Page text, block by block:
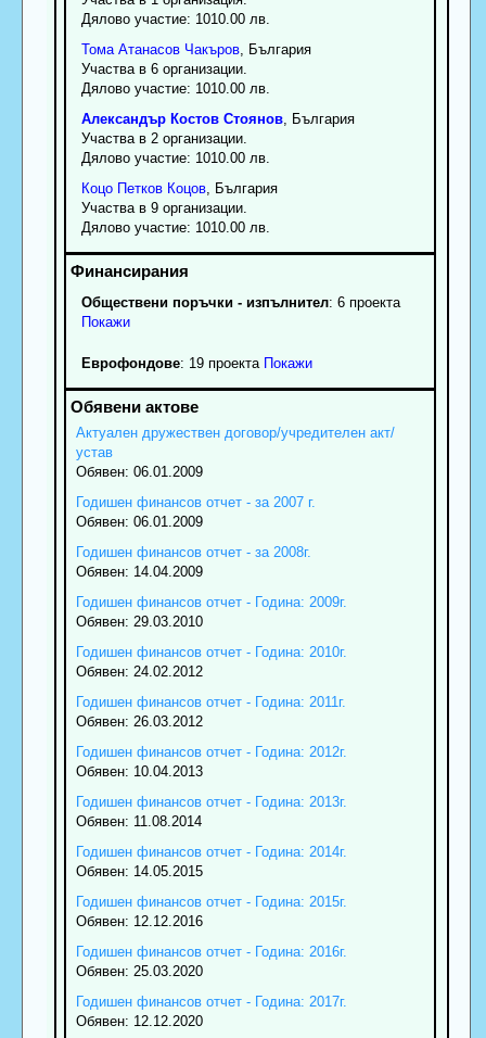
Дялово участие: 1010.00 лв.
Тома Атанасов Чакъров, България
Участва в 6 организации.
Дялово участие: 1010.00 лв.
Александър Костов Стоянов, България
Участва в 2 организации.
Дялово участие: 1010.00 лв.
Коцо Петков Коцов, България
Участва в 9 организации.
Дялово участие: 1010.00 лв.
Обществени поръчки - изпълнител: 6 проекта
Покажи
Еврофондове: 19 проекта Покажи
Актуален дружествен договор/учредителен акт/
устав
Обявен: 06.01.2009
Годишен финансов отчет - за 2007 г.
Обявен: 06.01.2009
Годишен финансов отчет - за 2008г.
Обявен: 14.04.2009
Годишен финансов отчет - Година: 2009г.
Обявен: 29.03.2010
Годишен финансов отчет - Година: 2010г.
Обявен: 24.02.2012
Годишен финансов отчет - Година: 2011г.
Обявен: 26.03.2012
Годишен финансов отчет - Година: 2012г.
Обявен: 10.04.2013
Годишен финансов отчет - Година: 2013г.
Обявен: 11.08.2014
Годишен финансов отчет - Година: 2014г.
Обявен: 14.05.2015
Годишен финансов отчет - Година: 2015г.
Обявен: 12.12.2016
Годишен финансов отчет - Година: 2016г.
Обявен: 25.03.2020
Годишен финансов отчет - Година: 2017г.
Обявен: 12.12.2020